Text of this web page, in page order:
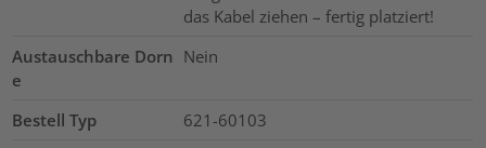
das Kabel ziehen – fertig platziert!
Austauschbare Dorn
e
Nein
Bestell Typ
621-60103